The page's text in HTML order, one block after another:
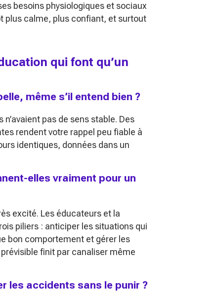
besoins physiologiques et sociaux
plus calme, plus confiant, et surtout
qui font qu’un
même s’il entend bien ?
pas de sens stable. Des
rendent votre rappel peu fiable à
identiques, données dans un
elles vraiment pour un
excité. Les éducateurs et la
piliers : anticiper les situations qui
bon comportement et gérer les
finit par canaliser même
les accidents sans le punir ?